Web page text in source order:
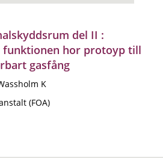
del II :
funktionen hor protoyp till
gasfång
K
(FOA)